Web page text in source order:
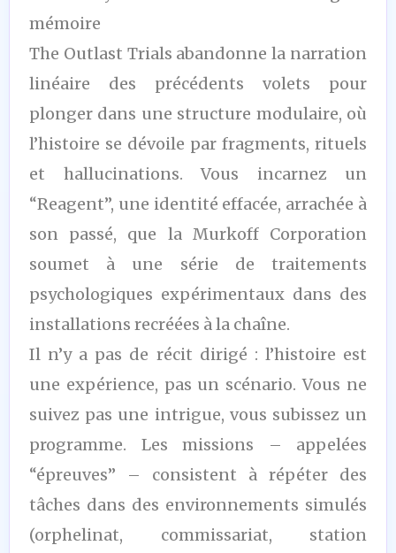
mémoire
The Outlast Trials abandonne la narration
linéaire des précédents volets pour
plonger dans une structure modulaire, où
l’histoire se dévoile par fragments, rituels
et hallucinations. Vous incarnez un
“Reagent”, une identité effacée, arrachée à
son passé, que la Murkoff Corporation
soumet à une série de traitements
psychologiques expérimentaux dans des
installations recréées à la chaîne.
Il n’y a pas de récit dirigé : l’histoire est
une expérience, pas un scénario. Vous ne
suivez pas une intrigue, vous subissez un
programme. Les missions – appelées
“épreuves” – consistent à répéter des
tâches dans des environnements simulés
(orphelinat, commissariat, station